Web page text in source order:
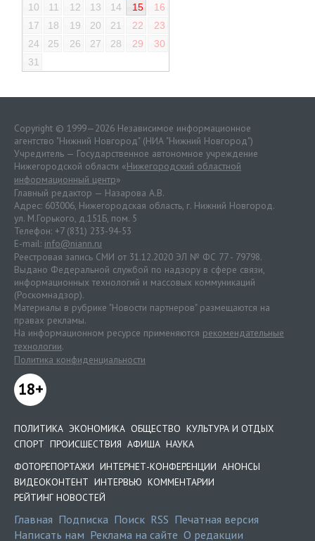
10
11 12 13 14 15
16
17
18 19 20 21 22
23
24
25 26 27 28 29
30
31
Copyright © 1999—2026 Независимое информационное
агентство "Нижний Новгород" (НИА "Нижний Новгород")
Учредитель — Государственное автономное учреждение
Нижегородской области «Нижегородский областной
информационный центр»
Главный редактор — Назарова А.В.
Адрес: 603006, Нижегородская область, г. Нижний Новгород.
ул. М.Горького, д.151Б, пом. 5
Телефон: +7 (831) 233-94-53
E-mail: info@niann.ru
Реестровая запись СМИ от 31.12.2020 ЭЛ № ФС 77 - 79798.
Выдано Федеральной службой по надзору в сфере связи,
информационных технологий и массовых коммуникаций
(Роскомнадзор).
Материалы в рубрике "Новости партнеров" размещаются на
правах рекламы.
На информационном ресурсе применяются рекомендательные
технологии.
Политика конфиденциальности
18+
ПОЛИТИКА ЭКОНОМИКА ОБЩЕСТВО КУЛЬТУРА И ОТДЫХ
СПОРТ ПРОИСШЕСТВИЯ АФИША НАУКА
ФОТОРЕПОРТАЖИ ИНТЕРНЕТ-КОНФЕРЕНЦИИ АНОНСЫ
ВИДЕОКОНТЕНТ ИНТЕРВЬЮ КОММЕНТАРИИ
РЕЙТИНГ НОВОСТЕЙ
Главная Подписка Поиск RSS Печатная версия
Написать нам Реклама на сайте О редакции